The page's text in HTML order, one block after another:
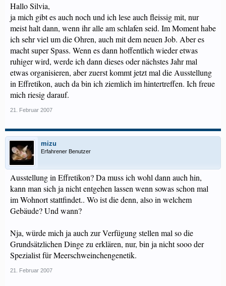
Hallo Silvia,
ja mich gibt es auch noch und ich lese auch fleissig mit, nur
meist halt dann, wenn ihr alle am schlafen seid. Im Moment habe
ich sehr viel um die Ohren, auch mit dem neuen Job. Aber es
macht super Spass. Wenn es dann hoffentlich wieder etwas
ruhiger wird, werde ich dann dieses oder nächstes Jahr mal
etwas organisieren, aber zuerst kommt jetzt mal die Ausstellung
in Effretikon, auch da bin ich ziemlich im hintertreffen. Ich freue
mich riesig darauf.
21. Februar 2007
mizu
Erfahrener Benutzer
Ausstellung in Effretikon? Da muss ich wohl dann auch hin,
kann man sich ja nicht entgehen lassen wenn sowas schon mal
im Wohnort stattfindet.. Wo ist die denn, also in welchem
Gebäude? Und wann?
Nja, würde mich ja auch zur Verfügung stellen mal so die
Grundsätzlichen Dinge zu erklären, nur, bin ja nicht sooo der
Spezialist für Meerschweinchengenetik.
21. Februar 2007